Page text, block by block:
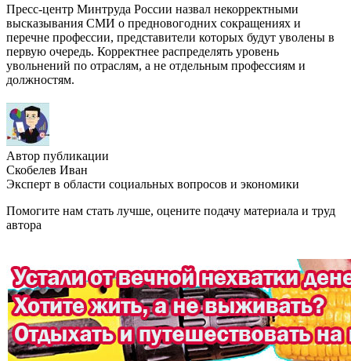
Пресс-центр Минтруда России назвал некорректными
высказывания СМИ о предновогодних сокращениях и
перечне профессии, представители которых будут уволены в
первую очередь. Корректнее распределять уровень
увольнений по отраслям, а не отдельным профессиям и
должностям.
Автор публикации
Скобелев Иван
Эксперт в области социальных вопросов и экономики
Помогите нам стать лучше, оцените подачу материала и труд
автора